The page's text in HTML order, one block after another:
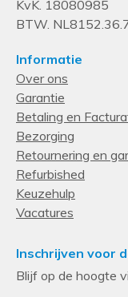
KvK. 18080985
BTW.
Informatie
Over ons
Garantie
Betaling en
Bezorging
Retournering en
Refurbished
Keuzehulp
Vacatures
Inschrijven voor
Blijf op de hoogte